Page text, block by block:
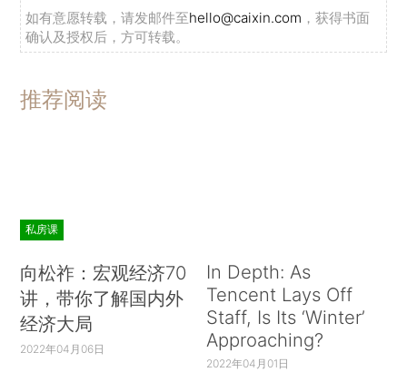
如有意愿转载，请发邮件至hello@caixin.com ，获得书面
确认及授权后，方可转载。
推荐阅读
私房课
向松祚：宏观经济70
讲，带你了解国内外
经济大局
2022年04月06日
In Depth: As
Tencent Lays Off
Staff, Is Its ‘Winter’
Approaching?
2022年04月01日